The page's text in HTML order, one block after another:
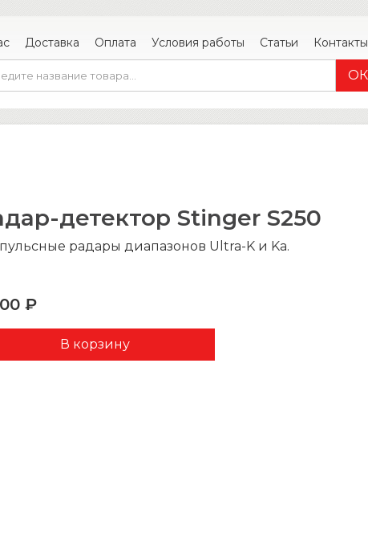
Доставка Оплата Условия работы Статьи Контакты
детектор Stinger S250
радары диапазонов Ultra-K и Ka.
₽